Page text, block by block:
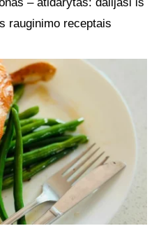
rauginimo receptais